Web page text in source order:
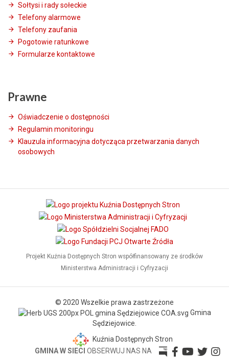
Sołtysi i rady sołeckie
Telefony alarmowe
Telefony zaufania
Pogotowie ratunkowe
Formularze kontaktowe
Prawne
Oświadczenie o dostępności
Regulamin monitoringu
Klauzula informacyjna dotycząca przetwarzania danych
osobowych
Projekt Kuźnia Dostępnych Stron współfinansowany ze środków
Ministerstwa Administracji i Cyfryzacji
© 2020 Wszelkie prawa zastrzeżone
Gmina
Sędziejowice.
Kuźnia Dostępnych Stron
GMINA W SIECI OBSERWUJ NAS NA